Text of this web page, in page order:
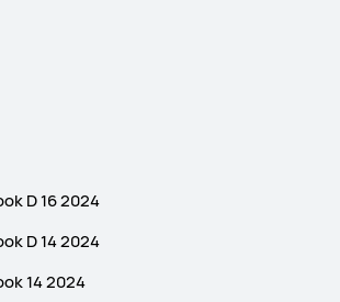
D 16 2024
D 14 2024
14 2024